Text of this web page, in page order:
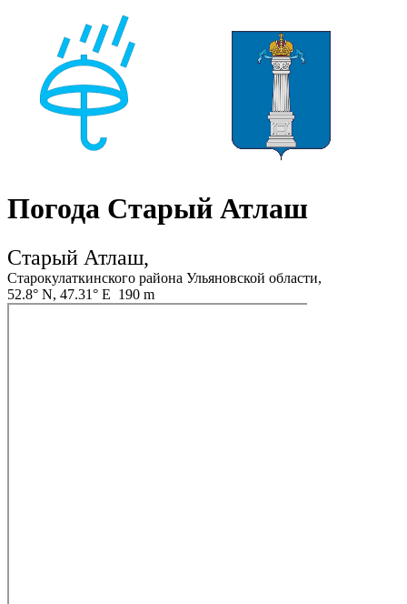
Погода Старый Атлаш
Старый Атлаш,
Старокулаткинского района Ульяновской области,
52.8° N, 47.31° E 190 m